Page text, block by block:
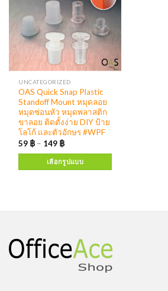
UNCATEGORIZED
OAS Quick Snap Plastic
Standoff Mount หมุดลอย
หมุดซ่อนหัว หมุดพลาสติก
ขาลอย ติดตั้งง่าย DIY ป้าย
โลโก้ และตัวอักษร #WPF
59 ฿ – 149 ฿
เลือกรูปแบบ